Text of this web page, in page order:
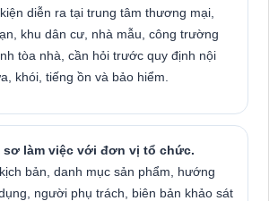
diễn ra tại trung tâm thương mại,
khu dân cư, nhà mẫu, công trường
tòa nhà, cần hỏi trước quy định nội
khói, tiếng ồn và bảo hiểm.
sơ làm việc với đơn vị tổ chức.
bản, danh mục sản phẩm, hướng
người phụ trách, biên bản khảo sát